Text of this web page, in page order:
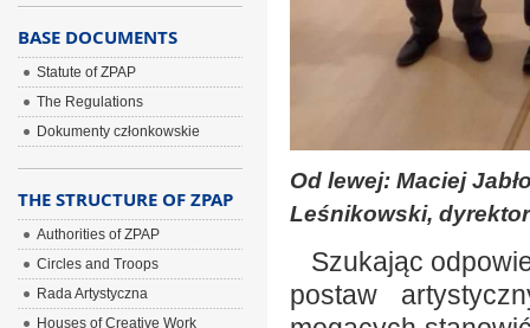
Od lewej: Maciej
Leśnikowski,
Szukając
postaw
BASE DOCUMENTS
Statute of ZPAP
The Regulations
Dokumenty członkowskie
THE STRUCTURE OF ZPAP
Authorities of ZPAP
Circles and Troops
Rada Artystyczna
Houses of Creative Work